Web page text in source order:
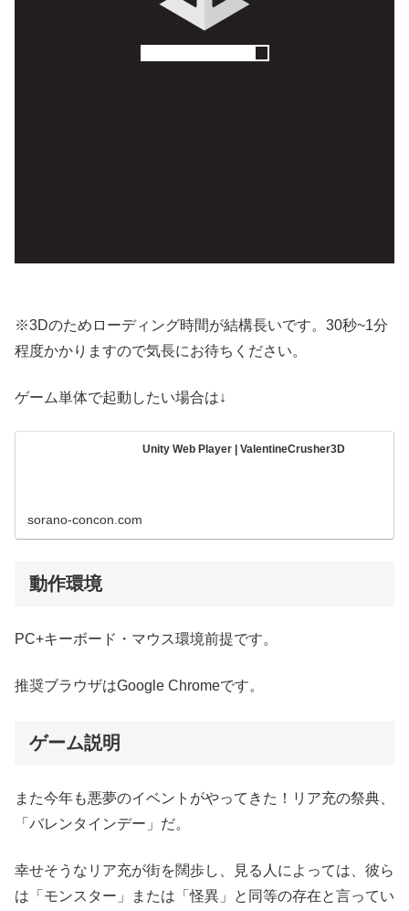
※3Dのためローディング時間が結構長いです。30秒~1分
程度かかりますので気長にお待ちください。
ゲーム単体で起動したい場合は↓
Unity Web Player | ValentineCrusher3D
sorano-concon.com
動作環境
PC+キーボード・マウス環境前提です。
推奨ブラウザはGoogle Chromeです。
ゲーム説明
また今年も悪夢のイベントがやってきた！リア充の祭典、
「バレンタインデー」だ。
幸せそうなリア充が街を闊歩し、見る人によっては、彼ら
は「モンスター」または「怪異」と同等の存在と言ってい